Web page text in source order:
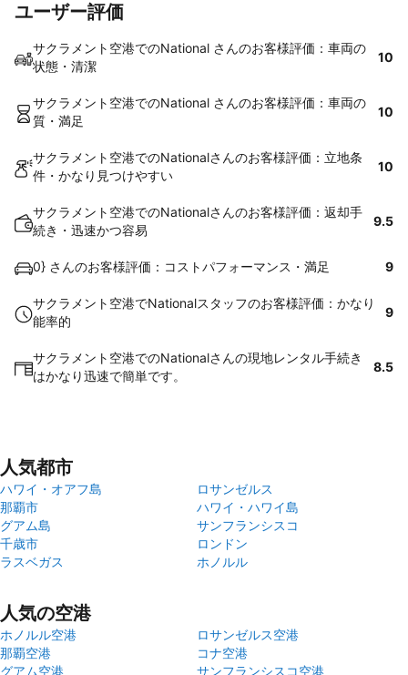
ユーザー評価
サクラメント空港でのNational さんのお客様評価：車両の
状態・清潔
10
サクラメント空港でのNational さんのお客様評価：車両の
質・満足
10
サクラメント空港でのNationalさんのお客様評価：立地条
件・かなり見つけやすい
10
サクラメント空港でのNationalさんのお客様評価：返却手
続き・迅速かつ容易
9.5
0} さんのお客様評価：コストパフォーマンス・満足 9
サクラメント空港でNationalスタッフのお客様評価：かなり
能率的
9
サクラメント空港でのNationalさんの現地レンタル手続き
はかなり迅速で簡単です。
8.5
人気都市
ハワイ・オアフ島
ロサンゼルス
那覇市
ハワイ・ハワイ島
グアム島
サンフランシスコ
千歳市
ロンドン
ラスベガス
ホノルル
人気の空港
ホノルル空港
ロサンゼルス空港
那覇空港
コナ空港
グアム空港
サンフランシスコ空港